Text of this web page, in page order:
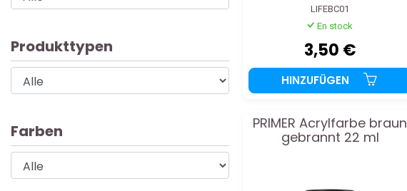
LIFEBC01
En stock
3,50 €
HINZUFÜGEN
PRIMER Acrylfarbe braun
gebrannt 22 ml
Produkttypen
Farben